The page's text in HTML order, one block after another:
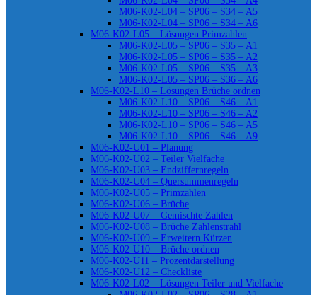
M06-K02-L04 – SP06 – S34 – A5
M06-K02-L04 – SP06 – S34 – A6
M06-K02-L05 – Lösungen Primzahlen
M06-K02-L05 – SP06 – S35 – A1
M06-K02-L05 – SP06 – S35 – A2
M06-K02-L05 – SP06 – S35 – A3
M06-K02-L05 – SP06 – S36 – A6
M06-K02-L10 – Lösungen Brüche ordnen
M06-K02-L10 – SP06 – S46 – A1
M06-K02-L10 – SP06 – S46 – A2
M06-K02-L10 – SP06 – S46 – A5
M06-K02-L10 – SP06 – S46 – A9
M06-K02-U01 – Planung
M06-K02-U02 – Teiler Vielfache
M06-K02-U03 – Endziffernregeln
M06-K02-U04 – Quersummenregeln
M06-K02-U05 – Primzahlen
M06-K02-U06 – Brüche
M06-K02-U07 – Gemischte Zahlen
M06-K02-U08 – Brüche Zahlenstrahl
M06-K02-U09 – Erweitern Kürzen
M06-K02-U10 – Brüche ordnen
M06-K02-U11 – Prozentdarstellung
M06-K02-U12 – Checkliste
M06-K02-L02 – Lösungen Teiler und Vielfache